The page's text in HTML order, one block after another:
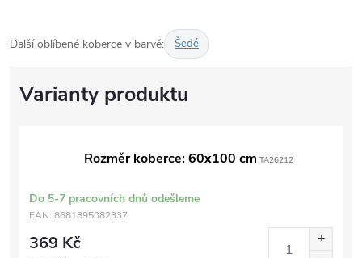
Další oblíbené koberce v barvě: Šedé
Rozměr koberce: 60x100 cm TA26212
Do 5-7 pracovních dnů odešleme
EAN: 8681895082337
369 Kč